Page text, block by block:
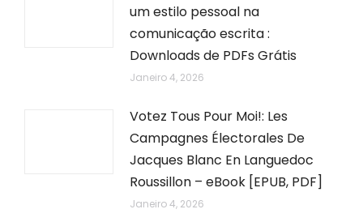
um estilo pessoal na
comunicação escrita :
Downloads de PDFs Grátis
Janeiro 4, 2026
Votez Tous Pour Moi!: Les
Campagnes Électorales De
Jacques Blanc En Languedoc
Roussillon – eBook [EPUB, PDF]
Janeiro 4, 2026